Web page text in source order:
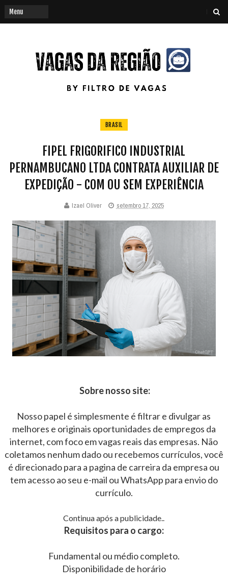
BRASIL
FIPEL FRIGORIFICO INDUSTRIAL
PERNAMBUCANO LTDA CONTRATA AUXILIAR DE
EXPEDIÇÃO - COM OU SEM EXPERIÊNCIA
Izael Oliver setembro 17, 2025
Sobre nosso site:
Nosso papel é simplesmente é filtrar e divulgar as
melhores e originais oportunidades de empregos da
internet, com foco em vagas reais das empresas. Não
coletamos nenhum dado ou recebemos currículos, você
é direcionado para a pagina de carreira da empresa ou
tem acesso ao seu e-mail ou WhatsApp para envio do
currículo.
Continua após a publicidade..
Requisitos para o cargo:
Fundamental ou médio completo.
Disponibilidade de horário